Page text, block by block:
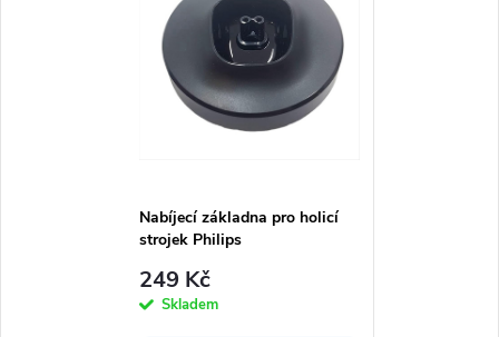
Nabíjecí základna pro holicí
strojek Philips
249 Kč
Skladem